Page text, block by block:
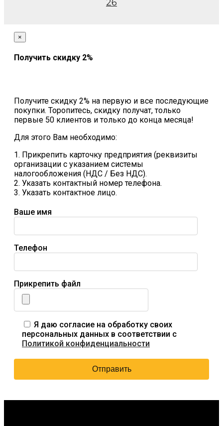
26
×
Получить скидку 2%
Получите скидку 2% на первую и все последующие
покупки. Торопитесь, скидку получат, только
первые 50 клиентов и только до конца месяца!
Для этого Вам необходимо:
1. Прикрепить карточку предприятия (реквизиты
организации с указанием системы
налогообложения (НДС / Без НДС).
2. Указать контактный номер телефона.
3. Указать контактное лицо.
Ваше имя
Телефон
Прикрепить файл
Я даю согласие на обработку своих
персональных данных в соответствии с
Политикой конфиденциальности